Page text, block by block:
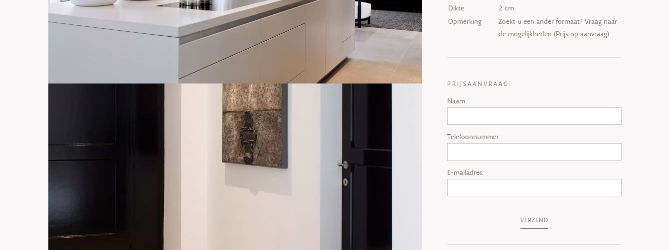
Dikte
2 cm
Opmerking
Zoekt u een ander formaat? Vraag naar
de mogelijkheden (Prijs op aanvraag)
PRIJSAANVRAAG
Naam
Telefoonnummer
E-mailadres
VERZEND